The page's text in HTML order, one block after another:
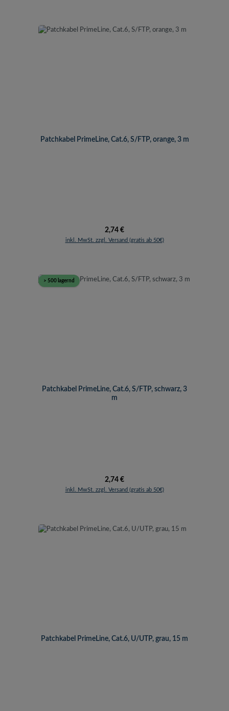
Patchkabel PrimeLine, Cat.6, S/FTP, orange, 3 m
Regulärer Preis:
2,74 €
inkl. MwSt. zzgl. Versand (gratis ab 50€)
> 500 lagernd
Patchkabel PrimeLine, Cat.6, S/FTP, schwarz, 3
m
Regulärer Preis:
2,74 €
inkl. MwSt. zzgl. Versand (gratis ab 50€)
Patchkabel PrimeLine, Cat.6, U/UTP, grau, 15 m